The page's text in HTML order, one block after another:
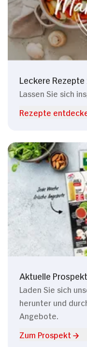
Leckere
Lassen Sie sich
Rezepte
Aktuelle
Laden Sie sich
herunter und
Angebote.
Zum Prospekt